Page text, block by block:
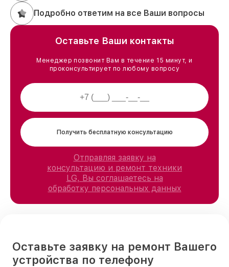
Подробно ответим на все Ваши вопросы
Оставьте Ваши контакты
Менеджер позвонит Вам в течение 15 минут, и
проконсультирует по любому вопросу
Получить бесплатную консультацию
Отправляя заявку на
консультацию и ремонт техники
LG, Вы соглашаетесь на
обработку персональных данных
Оставьте заявку на ремонт Вашего
устройства по телефону